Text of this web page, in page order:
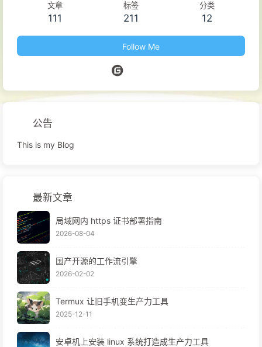
有在右上角的"作"框中单击它们才能启用这些设置。 使用正则表
达式： 在文件中搜索和替换（包括用反向引用替换）、从文本中
删除用正则表达式指定的元素、在使用正则表达式找到的位置
（例如日期）拆分文本文件或在文本文件中搜索正则表达式时，
文章
111
标签
211
分类
12
Follow Me
公告
This is my Blog
最新文章
局域网内 https 证书部署指南
2026-08-04
国产开源的工作流引擎
2026-02-02
Termux 让旧手机变生产力工具
2025-12-11
安卓机上安装 linux 系统打造成生产力工具